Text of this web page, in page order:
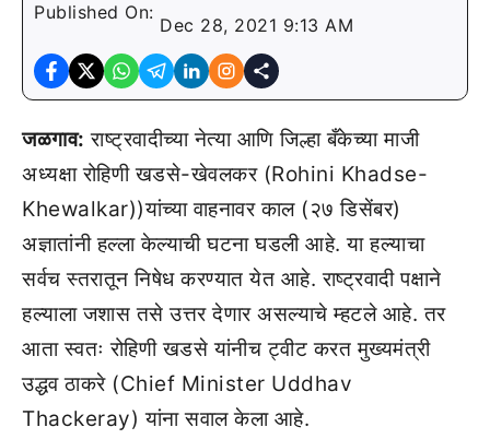
Published On:
Dec 28, 2021 9:13 AM
जळगाव: राष्ट्रवादीच्या नेत्या आणि जिल्हा बँकेच्या माजी
अध्यक्षा रोहिणी खडसे-खेवलकर (Rohini Khadse-
Khewalkar))यांच्या वाहनावर काल (२७ डिसेंबर)
अज्ञातांनी हल्ला केल्याची घटना घडली आहे. या हल्याचा
सर्वच स्तरातून निषेध करण्यात येत आहे. राष्ट्रवादी पक्षाने
हल्याला जशास तसे उत्तर देणार असल्याचे म्हटले आहे. तर
आता स्वतः रोहिणी खडसे यांनीच ट्वीट करत मुख्यमंत्री
उद्धव ठाकरे (Chief Minister Uddhav
Thackeray) यांना सवाल केला आहे.